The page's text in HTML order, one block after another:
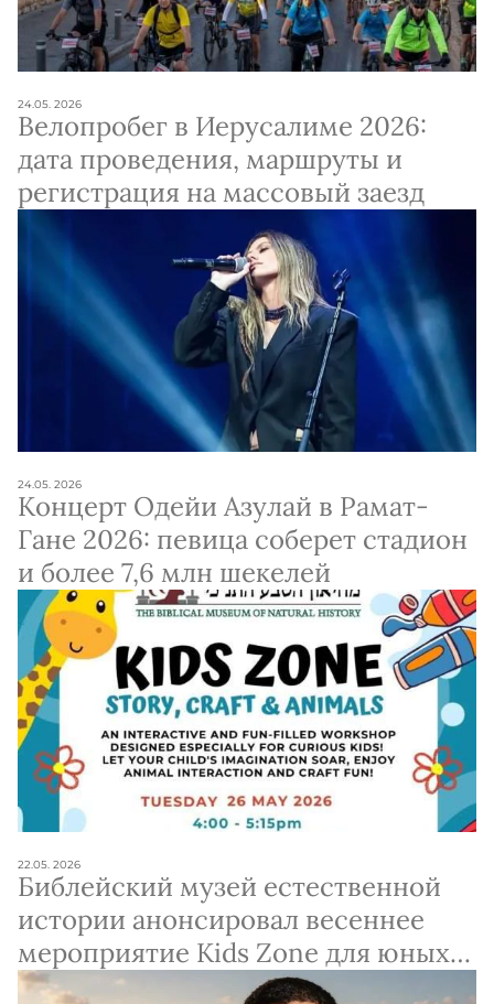
24.05. 2026
Велопробег в Иерусалиме 2026:
дата проведения, маршруты и
регистрация на массовый заезд
24.05. 2026
Концерт Одейи Азулай в Рамат-
Гане 2026: певица соберет стадион
и более 7,6 млн шекелей
22.05. 2026
Библейский музей естественной
истории анонсировал весеннее
мероприятие Kids Zone для юных
исследователей